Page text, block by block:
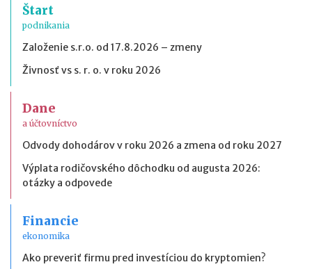
Štart
podnikania
Založenie s.r.o. od 17.8.2026 – zmeny
Živnosť vs s. r. o. v roku 2026
Dane
a účtovníctvo
Odvody dohodárov v roku 2026 a zmena od roku 2027
Výplata rodičovského dôchodku od augusta 2026:
otázky a odpovede
Financie
ekonomika
Ako preveriť firmu pred investíciou do kryptomien?